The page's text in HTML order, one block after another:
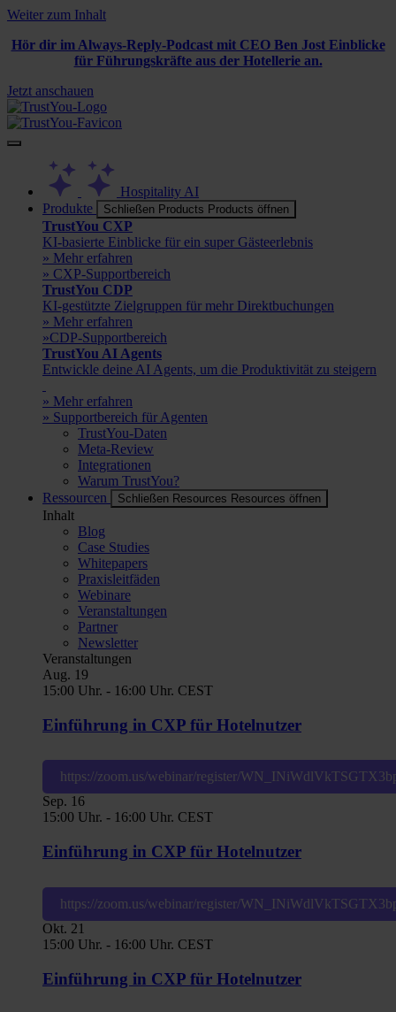
Weiter zum Inhalt
Hör dir im Always-Reply-Podcast mit CEO Ben Jost Einblicke
für Führungskräfte aus der Hotellerie an.
Jetzt anschauen
Hospitality AI
Produkte
Schließen Products Products öffnen
TrustYou CXP
KI-basierte Einblicke für ein super Gästeerlebnis
» Mehr erfahren
» CXP-Supportbereich
TrustYou CDP
KI-gestützte Zielgruppen für mehr Direktbuchungen
» Mehr erfahren
»CDP-Supportbereich
TrustYou AI Agents
Entwickle deine AI Agents, um die Produktivität zu steigern
» Mehr erfahren
» Supportbereich für Agenten
TrustYou-Daten
Meta-Review
Integrationen
Warum TrustYou?
Ressourcen
Schließen Resources Resources öffnen
Inhalt
Blog
Case Studies
Whitepapers
Praxisleitfäden
Webinare
Veranstaltungen
Partner
Newsletter
Veranstaltungen
Aug. 19
15:00 Uhr. - 16:00 Uhr. CEST
Einführung in CXP für Hotelnutzer
https://zoom.us/webinar/register/
Sep. 16
15:00 Uhr. - 16:00 Uhr. CEST
Einführung in CXP für Hotelnutzer
https://zoom.us/webinar/register/
Okt. 21
15:00 Uhr. - 16:00 Uhr. CEST
Einführung in CXP für Hotelnutzer